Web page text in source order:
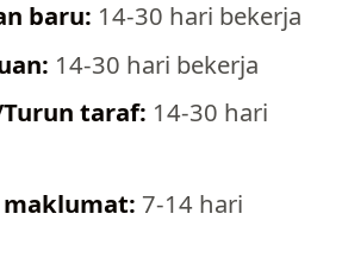
baru: 14-30 hari bekerja
14-30 hari bekerja
taraf: 14-30 hari
7-14 hari